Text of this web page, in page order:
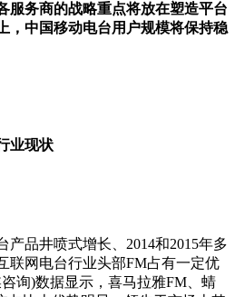
服务商的战略重点将放在塑造平台
，中国移动电台用户规模将保持稳
业现状
品井喷式增长、2014和2015年多
联网电台行业头部FM占有一定优
咨询)数据显示，喜马拉雅FM、蜻